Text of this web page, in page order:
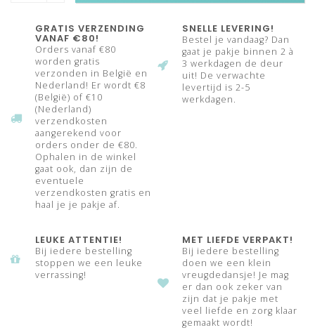
GRATIS VERZENDING
VANAF €80!
Orders vanaf €80
worden gratis
verzonden in België en
Nederland! Er wordt €8
(België) of €10
(Nederland)
verzendkosten
aangerekend voor
orders onder de €80.
Ophalen in de winkel
gaat ook, dan zijn de
eventuele
verzendkosten gratis en
haal je je pakje af.
SNELLE LEVERING!
Bestel je vandaag? Dan
gaat je pakje binnen 2 à
3 werkdagen de deur
uit! De verwachte
levertijd is 2-5
werkdagen.
LEUKE ATTENTIE!
Bij iedere bestelling
stoppen we een leuke
verrassing!
MET LIEFDE VERPAKT!
Bij iedere bestelling
doen we een klein
vreugdedansje! Je mag
er dan ook zeker van
zijn dat je pakje met
veel liefde en zorg klaar
gemaakt wordt!